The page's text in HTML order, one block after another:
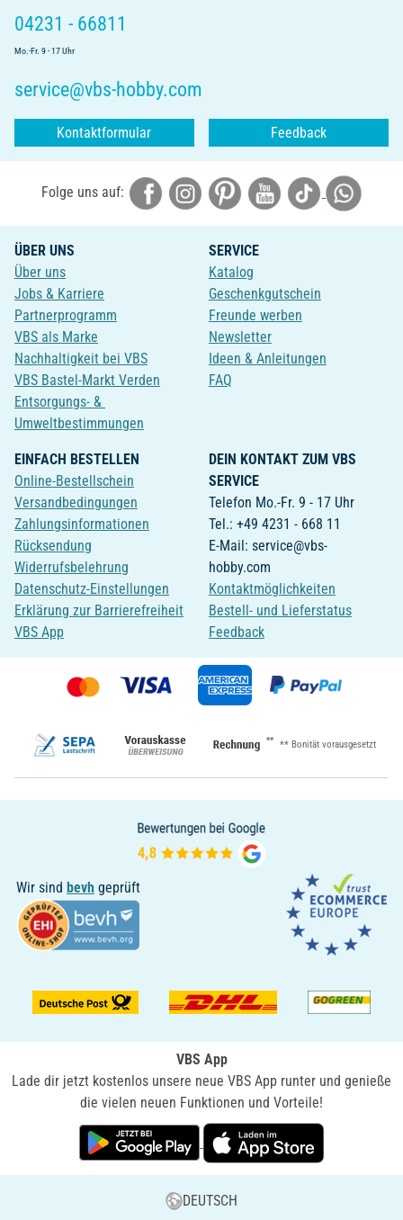
04231 - 66811
Mo.-Fr. 9 - 17 Uhr
service@vbs-hobby.com
Kontaktformular Feedback
Folge uns auf:
ÜBER UNS
Über uns
Jobs & Karriere
Partnerprogramm
VBS als Marke
Nachhaltigkeit bei VBS
VBS Bastel-Markt Verden
Entsorgungs- &
Umweltbestimmungen
SERVICE
Katalog
Geschenkgutschein
Freunde werben
Newsletter
Ideen & Anleitungen
FAQ
EINFACH BESTELLEN
Online-Bestellschein
Versandbedingungen
Zahlungsinformationen
Rücksendung
Widerrufsbelehrung
Datenschutz-Einstellungen
Erklärung zur Barrierefreiheit
VBS App
DEIN KONTAKT ZUM VBS
SERVICE
Telefon Mo.-Fr. 9 - 17 Uhr
Tel.: +49 4231 - 668 11
E-Mail: service@vbs-
hobby.com
Kontaktmöglichkeiten
Bestell- und Lieferstatus
Feedback
** ** Bonität vorausgesetzt
Wir sind bevh geprüft
VBS App
Lade dir jetzt kostenlos unsere neue VBS App runter und genieße
die vielen neuen Funktionen und Vorteile!
DEUTSCH